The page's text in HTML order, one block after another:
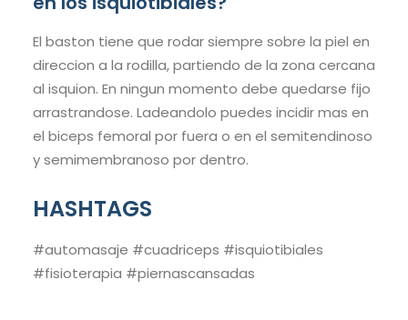
El baston tiene que rodar siempre sobre la piel en
direccion a la rodilla, partiendo de la zona cercana
al isquion. En ningun momento debe quedarse fijo
arrastrandose. Ladeandolo puedes incidir mas en
el biceps femoral por fuera o en el semitendinoso
y semimembranoso por dentro.
HASHTAGS
#automasaje #cuadriceps #isquiotibiales
#fisioterapia #piernascansadas